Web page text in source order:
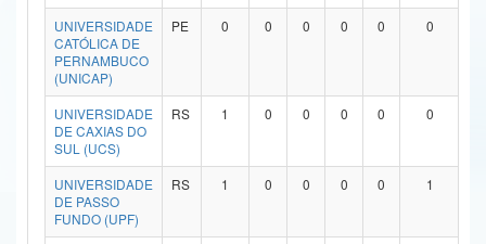
Secretaria-Geral
Secretaria de Governo
Gabinete de Segurança Institucional
Advocacia-Geral da União
Banco Central do Brasil
UNIVERSIDADE
CATÓLICA DE
PERNAMBUCO
(UNICAP)
PE 0 0 0 0 0 0
UNIVERSIDADE
DE CAXIAS DO
SUL (UCS)
RS 1 0 0 0 0 0
UNIVERSIDADE
DE PASSO
FUNDO (UPF)
RS 1 0 0 0 0 1